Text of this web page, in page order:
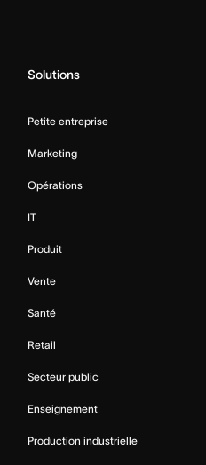
Solutions
Petite entreprise
Marketing
Opérations
IT
Produit
Vente
Santé
Retail
Secteur public
Enseignement
Production industrielle